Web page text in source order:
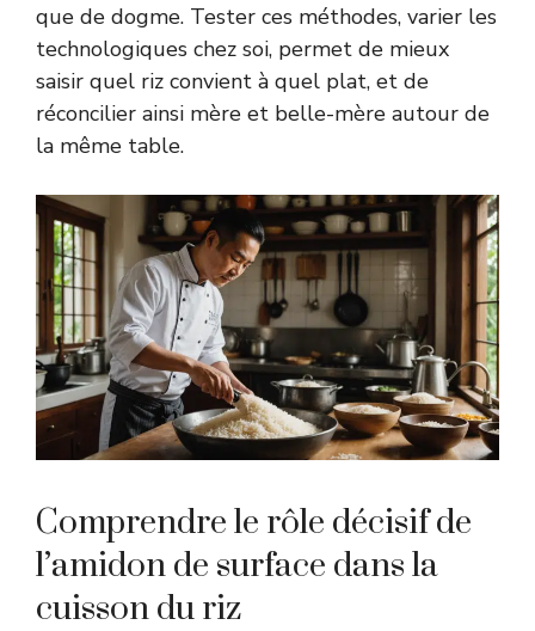
que de dogme. Tester ces méthodes, varier les
technologiques chez soi, permet de mieux
saisir quel riz convient à quel plat, et de
réconcilier ainsi mère et belle-mère autour de
la même table.
Comprendre le rôle décisif de
l’amidon de surface dans la
cuisson du riz